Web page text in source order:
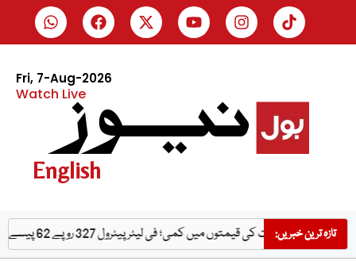
Fri, 7-Aug-2026
Watch Live
English
تازہ ترین خبریں:
کی قیمتوں میں کمی؛ فی لیٹر پیٹرول 327 روپے 62 پیسے کا ہوگیا